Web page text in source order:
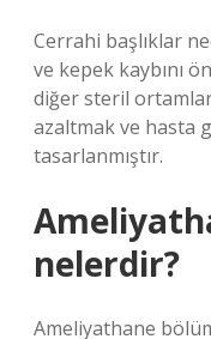
Cerrahi başlıklar
ve kepek kaybını
diğer steril
azaltmak ve hasta
tasarlanmıştır.
nelerdir?
Ameliyathane